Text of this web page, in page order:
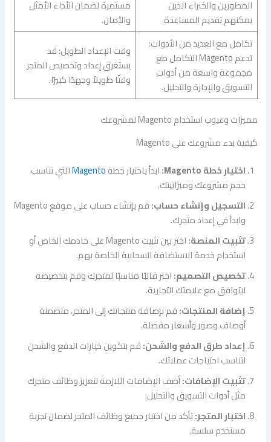
المطورين والخبراء الذين
يمكنهم تقديم المساعدة.
مستمرة لضمان الأداء الأمثل
والأمان.
تكامل مع العديد من الأدوات:
تدعم Magento التكامل مع
مجموعة واسعة من أدوات
التسويق والإدارة والتحليل.
وقت الإعداد الطويل: قد
يستغرق إعداد وتخصيص المتجر
وقتًا طويلاً وجهدًا كبيرًا.
مميزات وعيوب استخدام Magento لمشروعك
كيفية بدء مشروعك على Magento
اختيار خطة Magento:
ابدأ باختيار خطةMagentoالتي تناسب
حجم مشروعك وميزانيتك.
التسجيل وإنشاء حساب:
قم بإنشاء حساب على موقع Magento
وابدأ في إعداد متجرك.
تثبيت المنصة:
اختر بين تثبيت Magento على خادمك الخاص أو
استخدام خدمة الاستضافة السحابية الخاصة بهم.
تخصيص التصميم:اختر قالبًا مناسبًا لمتجرك وقم بتخصيصه
ليتوافق مع علامتك التجارية.
إضافة المنتجات:قم بإضافة منتجاتك إلى المتجر، متضمنة
أوصاف وصور وأسعار مفصلة.
إعداد طرق الدفع والشحن:قم بتكوين خيارات الدفع والشحن
لتناسب احتياجات عملائك.
تثبيت الإضافات:أضف الإضافات اللازمة لتعزيز وظائف متجرك
مثل أدوات التسويق والتحليل.
اختبار المتجر:تأكد من اختبار جميع وظائف المتجر لضمان تجربة
مستخدم سلسة.